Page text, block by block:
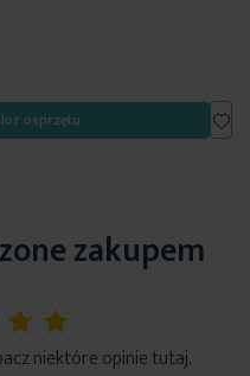
osprzętu
zakupem
5%
niektóre opinie tutaj.